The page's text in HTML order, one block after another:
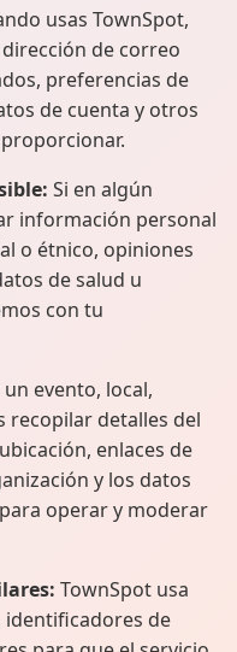
usas TownSpot,
de correo
preferencias de
de cuenta y otros
Si en algún
información personal
o étnico, opiniones
de salud u
con tu
un evento, local,
recopilar detalles del
enlaces de
y los datos
operar y moderar
TownSpot usa
identificadores de